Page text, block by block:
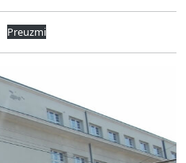
Preuzmi